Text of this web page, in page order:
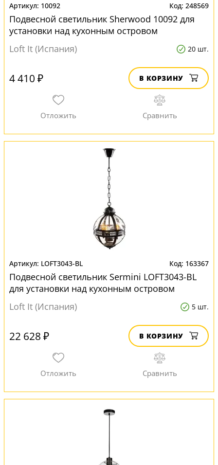
10092 248569
Подвесной светильник Sherwood 10092 для
установки над кухонным островом
Loft It (Испания)
20 шт.
4 410 ₽ В КОРЗИНУ
LOFT3043-BL 163367
Подвесной светильник Sermini LOFT3043-BL
для установки над кухонным островом
Loft It (Испания)
5 шт.
22 628 ₽ В КОРЗИНУ